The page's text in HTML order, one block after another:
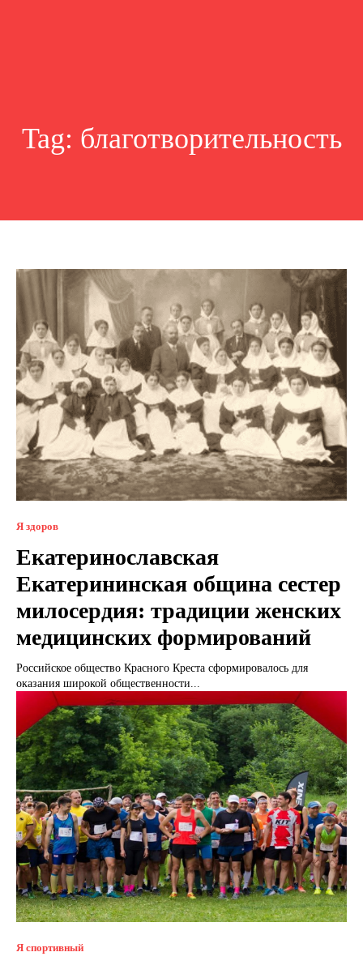
Tag: благотворительность
Я здоров
Екатеринославская
Екатерининская община сестер
милосердия: традиции женских
медицинских формирований
Российское общество Красного Креста сформировалось для
оказания широкой общественности...
Я спортивный